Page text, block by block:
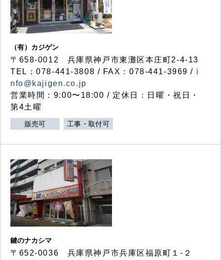
（有）カジゲン
〒658-0012 兵庫県神戸市東灘区本庄町2-4-13
TEL：078-441-3808 / FAX：078-441-3969 / i
nfo@kajigen.co.jp
営業時間：9:00〜18:00 / 定休日：日曜・祝日・
第4土曜
販売可 工事・取付可
鍵のナカシマ
〒652-0036 兵庫県神戸市兵庫区福原町１-２